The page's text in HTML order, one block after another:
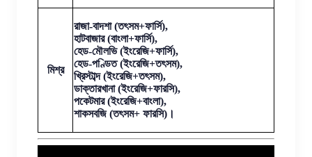
মিশ্র
রাজা-বাদশা (তৎসম+ফার্সি),
হাটবাজার (বাংলা+ফার্সি),
হেড-মৌলভি (ইংরেজি+ফার্সি),
হেড-পণ্ডিত (ইংরেজি+তৎসম),
খ্রিস্টাব্দ (ইংরেজি+তৎসম),
ডাক্তারখানা (ইংরেজি+ফারসি),
পকেটমার (ইংরেজি+বাংলা),
শাকসবজি (তৎসম+ ফারসি)।